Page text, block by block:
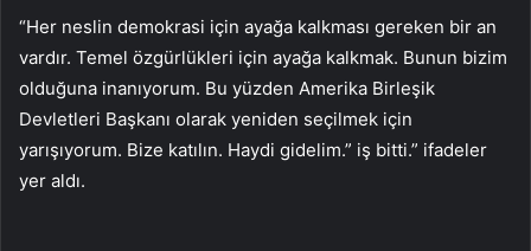
“Her neslin demokrasi için ayağa kalkması gereken bir an
vardır. Temel özgürlükleri için ayağa kalkmak. Bunun bizim
olduğuna inanıyorum. Bu yüzden Amerika Birleşik
Devletleri Başkanı olarak yeniden seçilmek için
yarışıyorum. Bize katılın. Haydi gidelim.” iş bitti.” ifadeler
yer aldı.